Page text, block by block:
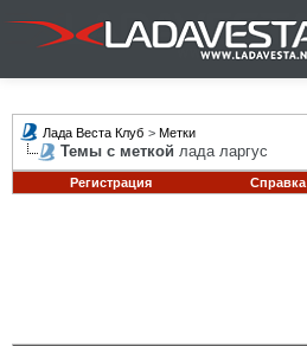
Лада Веста Клуб > Метки
Темы с меткой лада ларгус
Регистрация Справка